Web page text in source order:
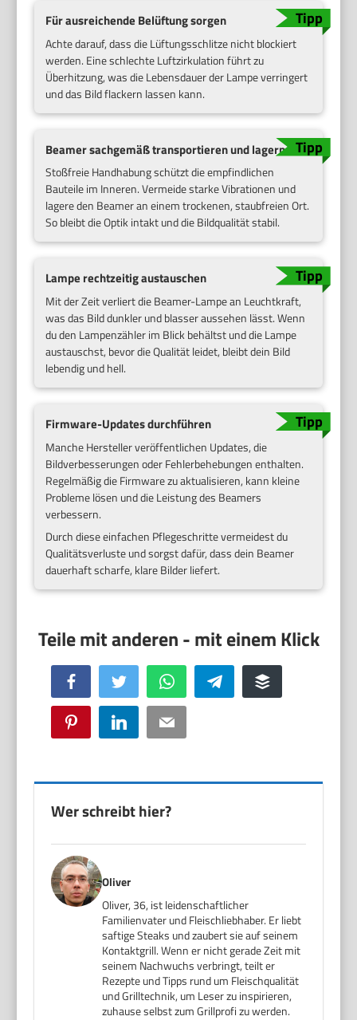
Für ausreichende Belüftung sorgen
Achte darauf, dass die Lüftungsschlitze nicht blockiert
werden. Eine schlechte Luftzirkulation führt zu
Überhitzung, was die Lebensdauer der Lampe verringert
und das Bild flackern lassen kann.
Beamer sachgemäß transportieren und lagern
Stoßfreie Handhabung schützt die empfindlichen
Bauteile im Inneren. Vermeide starke Vibrationen und
lagere den Beamer an einem trockenen, staubfreien Ort.
So bleibt die Optik intakt und die Bildqualität stabil.
Lampe rechtzeitig austauschen
Mit der Zeit verliert die Beamer-Lampe an Leuchtkraft,
was das Bild dunkler und blasser aussehen lässt. Wenn
du den Lampenzähler im Blick behältst und die Lampe
austauschst, bevor die Qualität leidet, bleibt dein Bild
lebendig und hell.
Firmware-Updates durchführen
Manche Hersteller veröffentlichen Updates, die
Bildverbesserungen oder Fehlerbehebungen enthalten.
Regelmäßig die Firmware zu aktualisieren, kann kleine
Probleme lösen und die Leistung des Beamers
verbessern.
Durch diese einfachen Pflegeschritte vermeidest du
Qualitätsverluste und sorgst dafür, dass dein Beamer
dauerhaft scharfe, klare Bilder liefert.
Facebook Twitter WhatsApp Telegram Buffer
Pinterest LinkedIn Email
Wer schreibt hier?
Oliver
Oliver, 36, ist leidenschaftlicher
Familienvater und Fleischliebhaber. Er liebt
saftige Steaks und zaubert sie auf seinem
Kontaktgrill. Wenn er nicht gerade Zeit mit
seinem Nachwuchs verbringt, teilt er
Rezepte und Tipps rund um Fleischqualität
und Grilltechnik, um Leser zu inspirieren,
zuhause selbst zum Grillprofi zu werden.